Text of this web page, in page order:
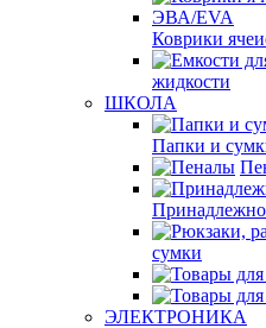
Коврики
жидкости
ШКОЛА
Папки и
сумки
ЭЛЕКТРОНИКА